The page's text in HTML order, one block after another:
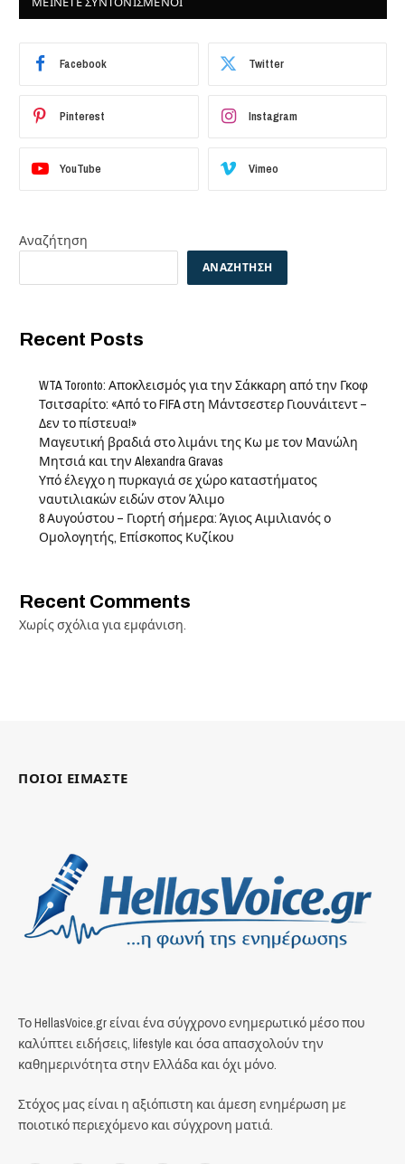
Facebook Twitter
Pinterest Instagram
YouTube Vimeo
Αναζήτηση
ΑΝΑΖΉΤΗΣΗ
Recent Posts
WTA Toronto: Αποκλεισμός για την Σάκκαρη από την Γκοφ
Τσιτσαρίτο: «Από το FIFA στη Μάντσεστερ Γιουνάιτεντ –
Δεν το πίστευα!»
Μαγευτική βραδιά στο λιμάνι της Κω με τον Μανώλη
Μητσιά και την Alexandra Gravas
Υπό έλεγχο η πυρκαγιά σε χώρο καταστήματος
ναυτιλιακών ειδών στον Άλιμο
8 Αυγούστου – Γιορτή σήμερα: Άγιος Αιμιλιανός ο
Ομολογητής, Επίσκοπος Κυζίκου
Recent Comments
Χωρίς σχόλια για εμφάνιση.
ΠΟΙΟΙ ΕΙΜΑΣΤΕ
Το HellasVoice.gr είναι ένα σύγχρονο ενημερωτικό μέσο που
καλύπτει ειδήσεις, lifestyle και όσα απασχολούν την
καθημερινότητα στην Ελλάδα και όχι μόνο.
Στόχος μας είναι η αξιόπιστη και άμεση ενημέρωση με
ποιοτικό περιεχόμενο και σύγχρονη ματιά.